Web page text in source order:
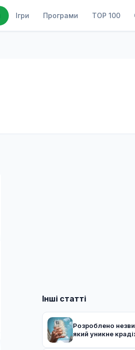
Ігри Програми TOP 100
Інші статті
Розроблено
який уникне